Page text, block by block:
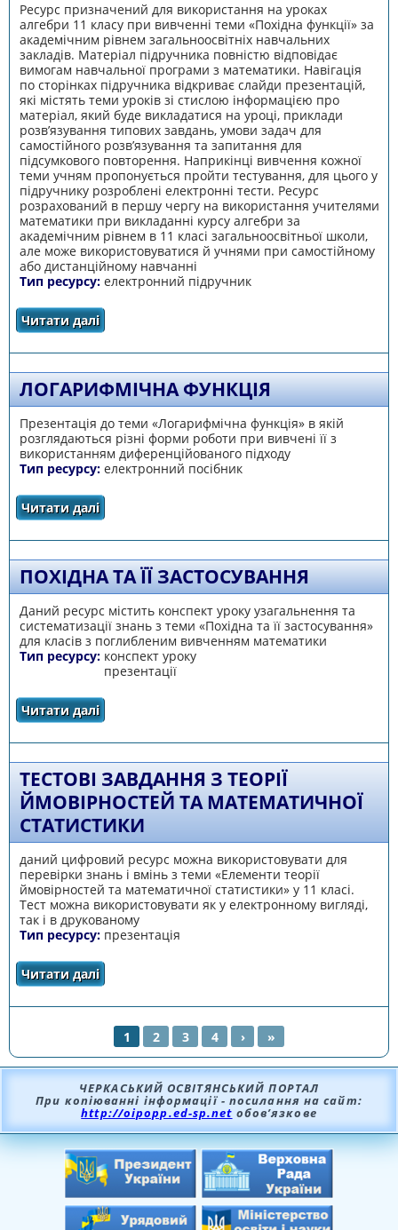
Ресурс призначений для використання на уроках
алгебри 11 класу при вивченні теми «Похідна функції» за
академічним рівнем загальноосвітніх навчальних
закладів. Матеріал підручника повністю відповідає
вимогам навчальної програми з математики. Навігація
по сторінках підручника відкриває слайди презентацій,
які містять теми уроків зі стислою інформацією про
матеріал, який буде викладатися на уроці, приклади
розв’язування типових завдань, умови задач для
самостійного розв’язування та запитання для
підсумкового повторення. Наприкінці вивчення кожної
теми учням пропонується пройти тестування, для цього у
підручнику розроблені електронні тести. Ресурс
розрахований в першу чергу на використання учителями
математики при викладанні курсу алгебри за
академічним рівнем в 11 класі загальноосвітньої школи,
але може використовуватися й учнями при самостійному
або дистанційному навчанні
Тип ресурсу: електронний підручник
Читати даліпро Похідна функції
ЛОГАРИФМІЧНА ФУНКЦІЯ
Презентація до теми «Логарифмічна функція» в якій
розглядаються різні форми роботи при вивчені її з
використанням диференційованого підходу
Тип ресурсу: електронний посібник
Читати даліпро Логарифмічна функція
ПОХІДНА ТА ЇЇ ЗАСТОСУВАННЯ
Даний ресурс містить конспект уроку узагальнення та
систематизації знань з теми «Похідна та її застосування»
для класів з поглибленим вивченням математики
Тип ресурсу: конспект уроку
презентації
Читати даліпро Похідна та її застосування
ТЕСТОВІ ЗАВДАННЯ З ТЕОРІЇ
ЙМОВІРНОСТЕЙ ТА МАТЕМАТИЧНОЇ
СТАТИСТИКИ
даний цифровий ресурс можна використовувати для
перевірки знань і вмінь з теми «Елементи теорії
ймовірностей та математичної статистики» у 11 класі.
Тест можна використовувати як у електронному вигляді,
так і в друкованому
Тип ресурсу: презентація
Читати далі
СТОРІНКИ
1 2 3 4 › »
ЧЕРКАСЬКИЙ ОСВІТЯНСЬКИЙ ПОРТАЛ
При копіюванні інформації - посилання на сайт:
http://oipopp.ed-sp.net обов’язкове